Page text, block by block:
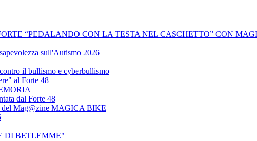
“PEDALANDO CON LA TESTA NEL CASCHETTO” CON
sull'Autismo 2026
il bullismo e cyberbullismo
al Forte 48
dal Forte 48
del Mag@zine MAGICA BIKE
DI BETLEMME"